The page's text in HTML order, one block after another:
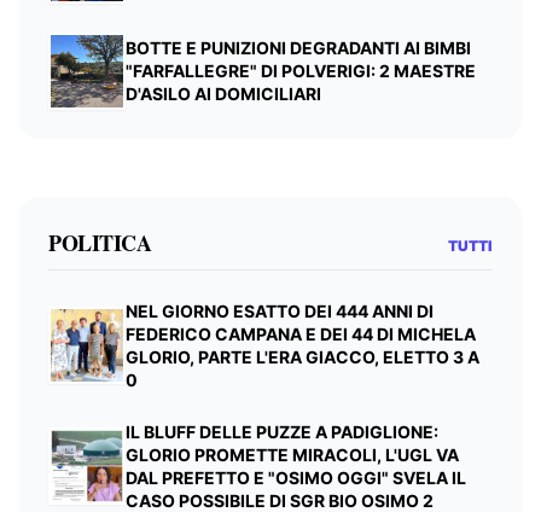
BOTTE E PUNIZIONI DEGRADANTI AI BIMBI
"FARFALLEGRE" DI POLVERIGI: 2 MAESTRE
D'ASILO AI DOMICILIARI
POLITICA TUTTI
NEL GIORNO ESATTO DEI 444 ANNI DI
FEDERICO CAMPANA E DEI 44 DI MICHELA
GLORIO, PARTE L'ERA GIACCO, ELETTO 3 A
0
IL BLUFF DELLE PUZZE A PADIGLIONE:
GLORIO PROMETTE MIRACOLI, L'UGL VA
DAL PREFETTO E "OSIMO OGGI" SVELA IL
CASO POSSIBILE DI SGR BIO OSIMO 2